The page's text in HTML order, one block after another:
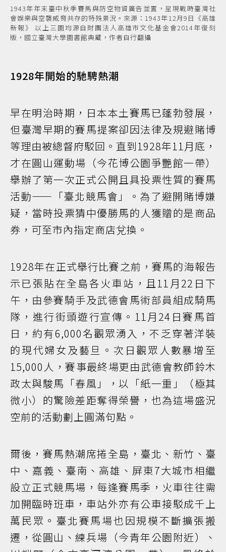
1943年年末臺中秋季賽馬與防空物資廣告並置，呈現戰時臺灣社
會娛樂與空襲威脅共存的特殊景況。來源：1943年12月9日《高雄
新報》 以上三圖均源自財團法人高雄市文化基金會2014年復刻
版，國立臺灣大學圖書館典藏，作者自行翻攝
1928年開始的馳騁熱潮
早在明治時期，日本本土賽馬已蓬勃發展，
但臺灣早期的賽馬提案卻因法律及規避賭博
等理由被總督府駁回。直到1928年11月底，
才在圓山運動場（今花博公園爭艷館一帶）
舉辦了第一次正式公開且具投票性質的賽馬
活動⸺「臺北競馬會」。為了避開賭博嫌
疑，當時投票猜中優勝馬的人獲贈的是商品
券，可至市內指定商店兌換。
1928年在正式舉行比賽之前，賽馬的海報告
示已張貼在全島各火車站，且11月22日下
午，由參賽騎手及武德會馬術部員組成騎馬
隊，進行街頭遊行宣傳。11月24日賽馬首
日，約有6,000名觀眾湧入，不乏穿著洋裝
的現代婦女及藝旦。次日觀眾人數暴增至
15,000人，賽事最終場更由武德會教師鈴木
政太與駿馬「春風」，以「紙一重」（極其
微小）的驚險差距奪得榮譽，也為這場盛況
空前的活動劃上圓滿句點。
爾後，賽馬熱潮席捲全島，臺北、新竹、臺
中、嘉義、臺南、高雄、屏東7大城市相繼
設立正式競馬場，每逢賽馬季，火車往往需
加開臨時班車，車站外亦有公車接駁成千上
萬民眾。臺北賽馬場也因規模不斷擴張搬
遷，從圓山、練兵場（今青年公園附近）、